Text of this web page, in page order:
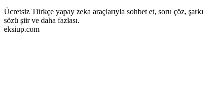
Ücretsiz Türkçe yapay zeka araçlarıyla sohbet et, soru çöz, şarkı
sözü şiir ve daha fazlası.
eksiup.com